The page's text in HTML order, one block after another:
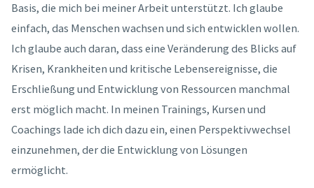
Basis, die mich bei meiner Arbeit unterstützt. Ich glaube
einfach, das Menschen wachsen und sich entwicklen wollen.
Ich glaube auch daran, dass eine Veränderung des Blicks auf
Krisen, Krankheiten und kritische Lebensereignisse, die
Erschließung und Entwicklung von Ressourcen manchmal
erst möglich macht. In meinen Trainings, Kursen und
Coachings lade ich dich dazu ein, einen Perspektivwechsel
einzunehmen, der die Entwicklung von Lösungen
ermöglicht.